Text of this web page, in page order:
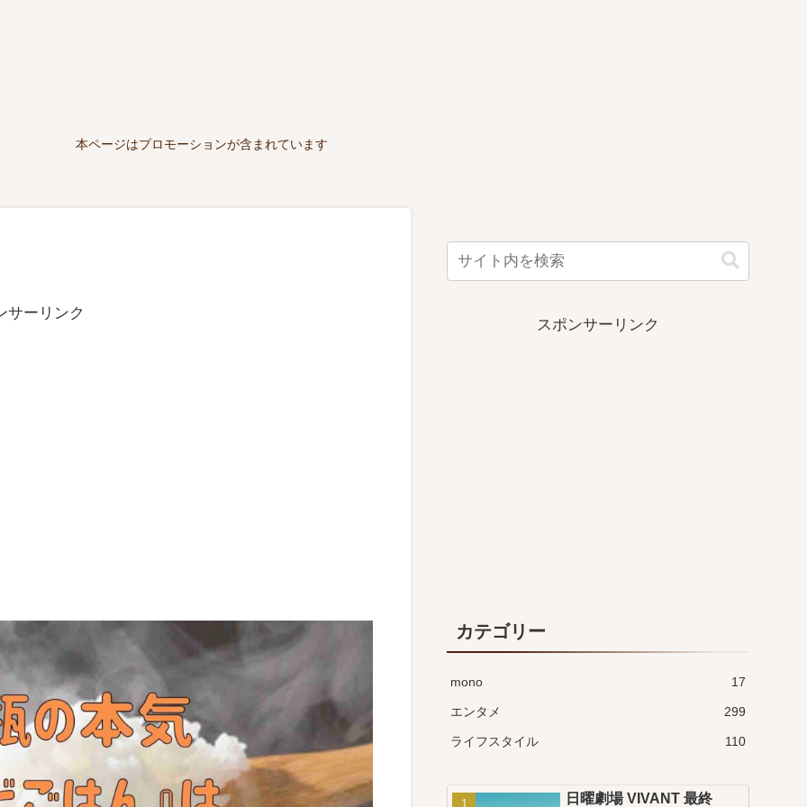
本ページはプロモーションが含まれています
サーリンク
スポンサーリンク
カテゴリー
mono 17
エンタメ 299
ライフスタイル 110
日曜劇場 VIVANT 最終